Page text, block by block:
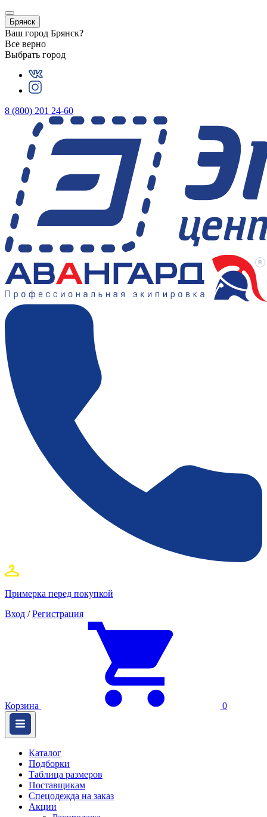
Брянск
Ваш город Брянск?
Все верно
Выбрать город
8 (800) 201 24-60
Примерка перед покупкой
Вход / Регистрация
Корзина 0
Каталог
Подборки
Таблица размеров
Поставщикам
Спецодежда на заказ
Акции